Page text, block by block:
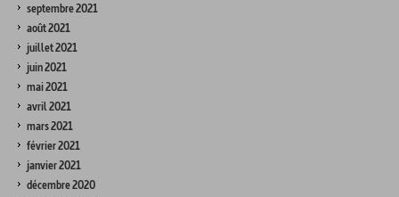
septembre 2021
août 2021
juillet 2021
juin 2021
mai 2021
avril 2021
mars 2021
février 2021
janvier 2021
décembre 2020